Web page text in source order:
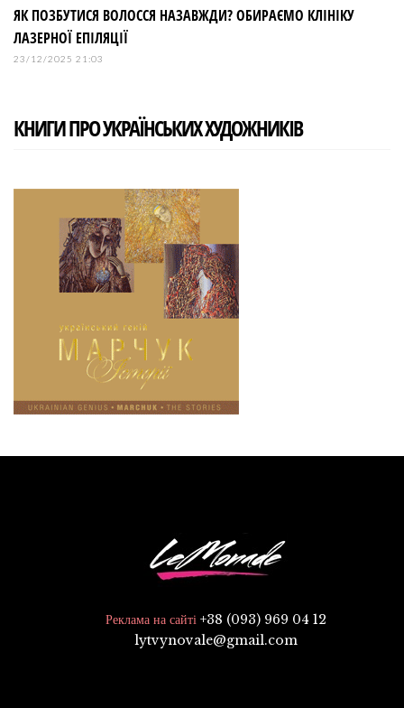
ЯК ПОЗБУТИСЯ ВОЛОССЯ НАЗАВЖДИ? ОБИРАЄМО КЛІНІКУ
ЛАЗЕРНОЇ ЕПІЛЯЦІЇ
23/12/2025 21:03
КНИГИ ПРО УКРАЇНСЬКИХ ХУДОЖНИКІВ
Реклама на сайті +38 (093) 969 04 12
lytvynovale@gmail.com